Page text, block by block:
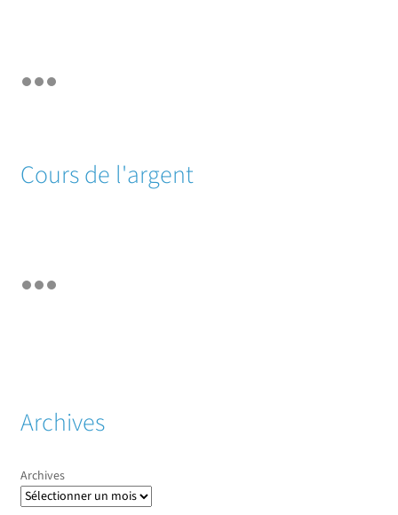
Cours de l'argent
Archives
Archives